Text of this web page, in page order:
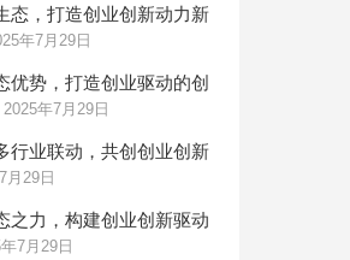
态，打造创业创新动力新
年7月29日
优势，打造创业驱动的创
2025年7月29日
行业联动，共创创业创新
月29日
之力，构建创业创新驱动
7月29日